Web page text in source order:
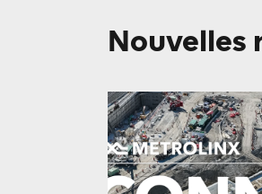
Nouvelles